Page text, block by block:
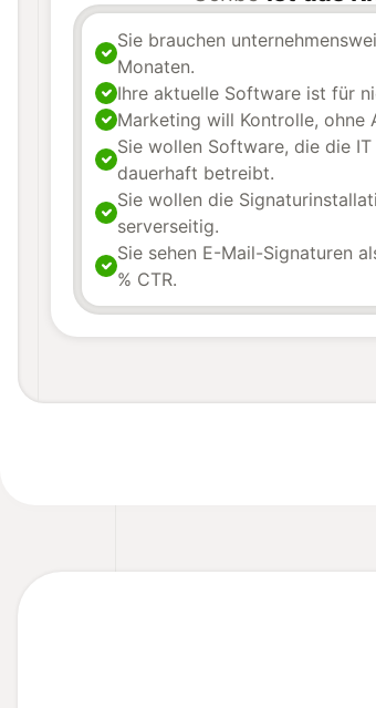
Sie brauchen
Monaten.
Ihre aktuelle Software ist für
Marketing will Kontrolle, ohne
Sie wollen Software, die die
dauerhaft betreibt.
Sie wollen die
serverseitig.
Sie sehen E-Mail-Signaturen
% CTR.